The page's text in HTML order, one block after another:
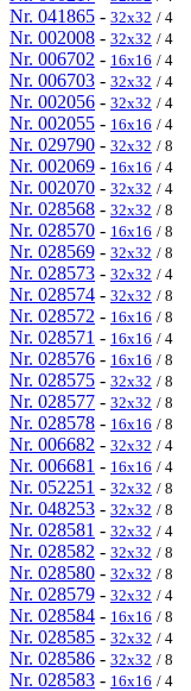
Nr. 041865 - 32x32 / 4
Nr. 002008 - 32x32 / 4
Nr. 006702 - 16x16 / 4
Nr. 006703 - 32x32 / 4
Nr. 002056 - 32x32 / 4
Nr. 002055 - 16x16 / 4
Nr. 029790 - 32x32 / 8
Nr. 002069 - 16x16 / 4
Nr. 002070 - 32x32 / 4
Nr. 028568 - 32x32 / 8
Nr. 028570 - 16x16 / 8
Nr. 028569 - 32x32 / 8
Nr. 028573 - 32x32 / 4
Nr. 028574 - 32x32 / 8
Nr. 028572 - 16x16 / 8
Nr. 028571 - 16x16 / 4
Nr. 028576 - 16x16 / 8
Nr. 028575 - 32x32 / 8
Nr. 028577 - 32x32 / 8
Nr. 028578 - 16x16 / 8
Nr. 006682 - 32x32 / 4
Nr. 006681 - 16x16 / 4
Nr. 052251 - 32x32 / 8
Nr. 048253 - 32x32 / 8
Nr. 028581 - 32x32 / 4
Nr. 028582 - 32x32 / 8
Nr. 028580 - 32x32 / 8
Nr. 028579 - 32x32 / 4
Nr. 028584 - 16x16 / 8
Nr. 028585 - 32x32 / 4
Nr. 028586 - 32x32 / 8
Nr. 028583 - 16x16 / 4